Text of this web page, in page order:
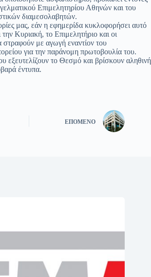
Επιμελητηρίου Αθηνών και του
διαμεσολαβητών.
μας, εάν η εφημερίδα κυκλοφορήσει αυτό
Κυριακή, το Επιμελητήριο και οι
στραφούν με αγωγή εναντίον του
για την παράνομη πρωτοβουλία του.
εξευτελίζουν το Θεσμό και βρίσκουν αληθινή
έντυπα.
ΕΠΌΜΕΝΟ